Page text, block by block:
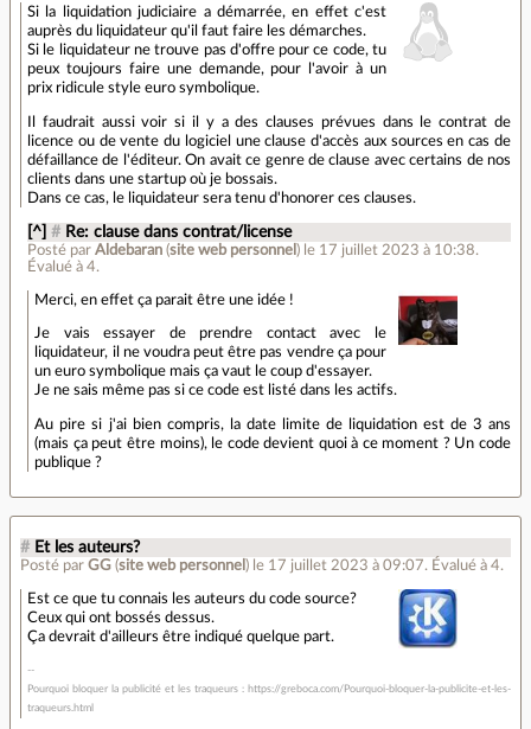
Si la liquidation judiciaire a démarrée, en effet c'est
auprès du liquidateur qu'il faut faire les démarches.
Si le liquidateur ne trouve pas d'offre pour ce code, tu
peux toujours faire une demande, pour l'avoir à un
prix ridicule style euro symbolique.
Il faudrait aussi voir si il y a des clauses prévues dans le contrat de
licence ou de vente du logiciel une clause d'accès aux sources en cas de
défaillance de l'éditeur. On avait ce genre de clause avec certains de nos
clients dans une startup où je bossais.
Dans ce cas, le liquidateur sera tenu d'honorer ces clauses.
[^] # Re: clause dans contrat/license
Posté parAldebaran (site web personnel ) le 17 juillet 2023 à 10:38.
Évalué à4.
Merci, en effet ça parait être une idée !
Je vais essayer de prendre contact avec le
liquidateur, il ne voudra peut être pas vendre ça pour
un euro symbolique mais ça vaut le coup d'essayer.
Je ne sais même pas si ce code est listé dans les actifs.
Au pire si j'ai bien compris, la date limite de liquidation est de 3 ans
(mais ça peut être moins), le code devient quoi à ce moment ? Un code
publique ?
# Et les auteurs?
Posté par GG (site web personnel ) le 17 juillet 2023 à 09:07. Évalué à 4.
Est ce que tu connais les auteurs du code source?
Ceux qui ont bossés dessus.
Ça devrait d'ailleurs être indiqué quelque part.
Pourquoi bloquer la publicité et les traqueurs : https://greboca.com/Pourquoi-bloquer-la-publicite-et-les-
traqueurs.html